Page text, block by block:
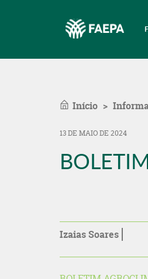
Início
13 DE MAIO DE 2024
Izaias Soares